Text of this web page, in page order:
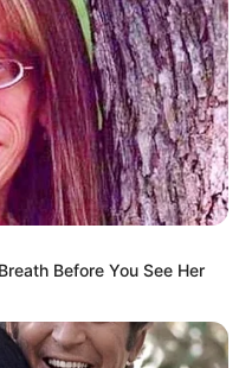
Before You See Her